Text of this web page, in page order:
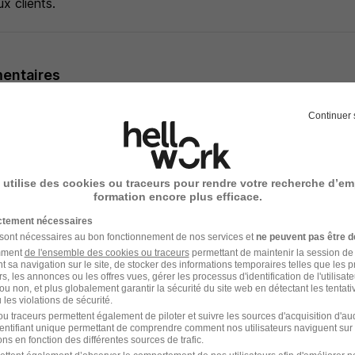
clients.
se déroule en plusieurs étapes : réception du CV et
téléphonique dans un premier temps, puis entretien
Si le profil correspond, il est ensuite transmis à
process de sélection en direct.
: 3998640/28511377 CDC/75P
Continuer
utilise des cookies ou traceurs pour rendre votre recherche
formation encore plus efficace.
nécessaires
nécessaires au bon fonctionnement de nos services et ne peuvent pas être
de l'ensemble des cookies ou traceurspermettant de maintenir la session
sa navigation sur le site, de stocker des informations temporaires telles que les
les annonces ou les offres vues, gérer les processus d'identification de
non, et plus globalement garantir la sécurité du site web en détectant les
violations de sécurité.
traceurs permettent également de piloter et suivre les sources d'acquisition
unique permettant de comprendre comment nos utilisateurs naviguent sur
en fonction des différentes sources de trafic.